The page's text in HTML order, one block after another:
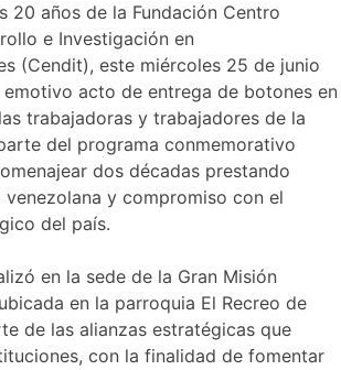
20 años de la Fundación Centro
e Investigación en
(Cendit), este miércoles 25 de junio
acto de entrega de botones en
trabajadoras y trabajadores de la
del programa conmemorativo
dos décadas prestando
y compromiso con el
del país.
en la sede de la Gran Misión
en la parroquia El Recreo de
de las alianzas estratégicas que
con la finalidad de fomentar